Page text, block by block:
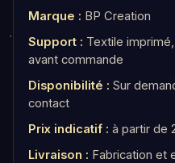
Marque : BP Creation
Support : Textile
avant commande
Disponibilité : Sur
contact
Prix indicatif : à partir de
Livraison : Fabrication et